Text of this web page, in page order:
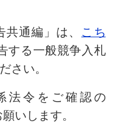
共通編」は、 こち
する一般競争入札
さい。
法令をご確認の
いします。